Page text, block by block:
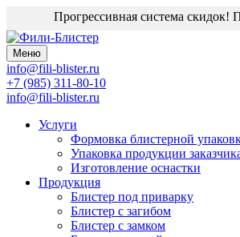
Прогрессивная система скидок!
Меню
info@fili-blister.ru
+7 (985) 311-80-10
info@fili-blister.ru
Услуги
Формовка блистерной
Упаковка продукции
Изготовление оснастки
Продукция
Блистер под приварку
Блистер с загибом
Блистер с замком